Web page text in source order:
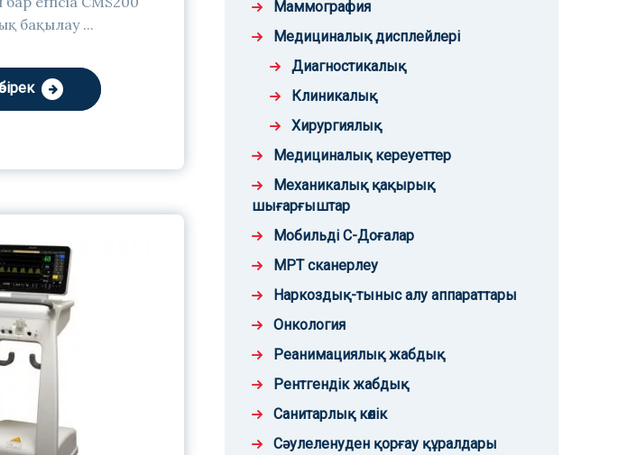
бақылау ...
Маммография
Медициналық дисплейлері
Диагностикалық
Клиникалық
Хирургиялық
Медициналық кереуеттер
Механикалық қақырық
шығарғыштар
Мобильді С-Доғалар
МРТ сканерлеу
Наркоздық-тыныс алу аппараттары
Онкология
Реанимациялық жабдық
Рентгендік жабдық
Санитарлық көлік
Сәулеленуден қорғау құралдары